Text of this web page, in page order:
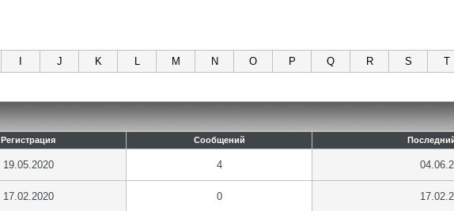
J K L M N O P Q R S T
Регистрация Сообщений
19.05.2020 4
17.02.2020 0